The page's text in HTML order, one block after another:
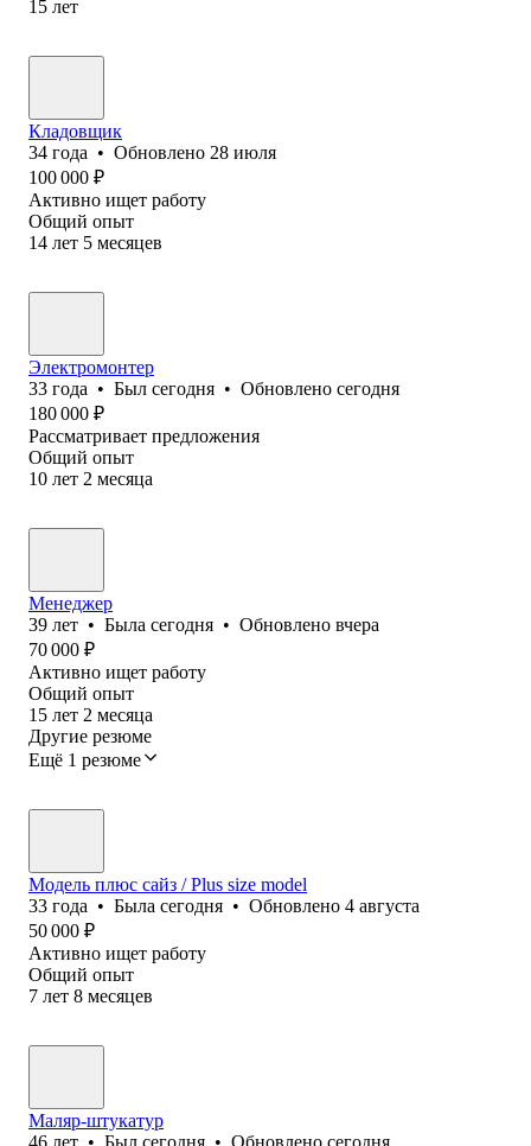
15 лет
Кладовщик
34 года • Обновлено 28 июля
100 000 ₽
Активно ищет работу
Общий опыт
14 лет 5 месяцев
Электромонтер
33 года • Был сегодня • Обновлено сегодня
180 000 ₽
Рассматривает предложения
Общий опыт
10 лет 2 месяца
Менеджер
39 лет • Была сегодня • Обновлено вчера
70 000 ₽
Активно ищет работу
Общий опыт
15 лет 2 месяца
Другие резюме
Ещё 1 резюме
Модель плюс сайз / Plus size model
33 года • Была сегодня • Обновлено 4 августа
50 000 ₽
Активно ищет работу
Общий опыт
7 лет 8 месяцев
Маляр-штукатур
46 лет • Был сегодня • Обновлено сегодня